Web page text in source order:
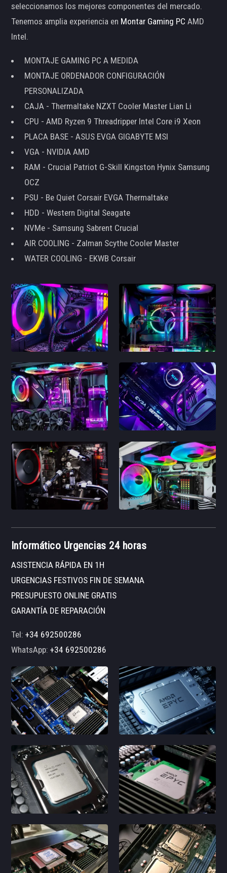
seleccionamos los mejores componentes del mercado.
Tenemos amplia experiencia en Montar Gaming PC AMD
Intel.
MONTAJE GAMING PC A MEDIDA
MONTAJE ORDENADOR CONFIGURACIÓN
PERSONALIZADA
CAJA - Thermaltake NZXT Cooler Master Lian Li
CPU - AMD Ryzen 9 Threadripper Intel Core i9 Xeon
PLACA BASE - ASUS EVGA GIGABYTE MSI
VGA - NVIDIA AMD
RAM - Crucial Patriot G-Skill Kingston Hynix Samsung
OCZ
PSU - Be Quiet Corsair EVGA Thermaltake
HDD - Western Digital Seagate
NVMe - Samsung Sabrent Crucial
AIR COOLING - Zalman Scythe Cooler Master
WATER COOLING - EKWB Corsair
Informático Urgencias 24 horas
ASISTENCIA RÁPIDA EN 1H
URGENCIAS FESTIVOS FIN DE SEMANA
PRESUPUESTO ONLINE GRATIS
GARANTÍA DE REPARACIÓN
Tel:+34 692500286
WhatsApp:+34 692500286